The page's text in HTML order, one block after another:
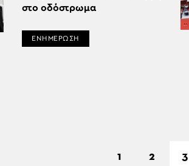
στο οδόστρωμα
ΕΝΗΜΕΡΩΣΗ
1 2 3